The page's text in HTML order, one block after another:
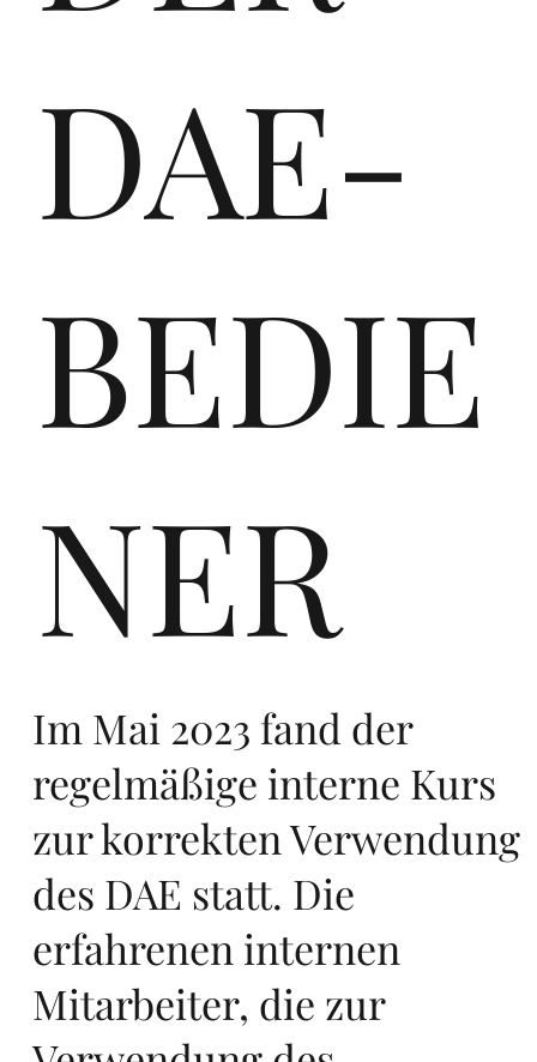
DAE-
BEDIE
NER
Im Mai 2023 fand der
regelmäßige interne Kurs
zur korrekten Verwendung
des DAE statt. Die
erfahrenen internen
Mitarbeiter, die zur
ssi
me
in
Eu
ro